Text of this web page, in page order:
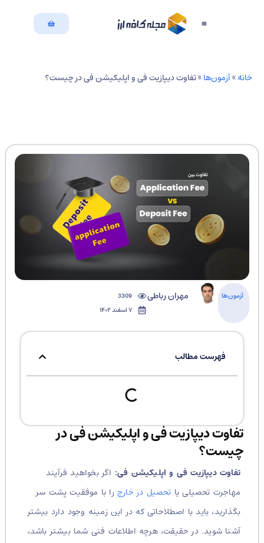
»آزمون‌ها»تفاوت دیپازیت فی و اپلیکیشن فی در چیست؟
آزمون‌ها مهران رباطی
3309
فهرست مطالب
تفاوت دیپازیت فی و اپلیکیشن فی در
چیست؟
تفاوت دیپازیت فی و اپلیکیشن فی: اگر بخواهید فرآیند
مهاجرت تحصیلی یاتحصیل در خارج را با موفقیت پشت سر
بگذارید، باید با اصطلاحاتی که در این زمینه وجود دارد بیشتر
آشنا شوید. در حقیقت، هرچه اطلاعات فنی شما بیشتر باشد،